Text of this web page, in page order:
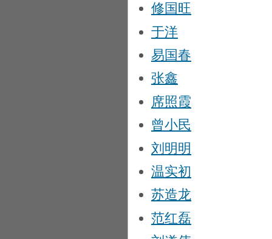
修国旺
于洋
易国春
张鑫
席照霞
曾小民
刘明明
温实初
苏造龙
范红磊